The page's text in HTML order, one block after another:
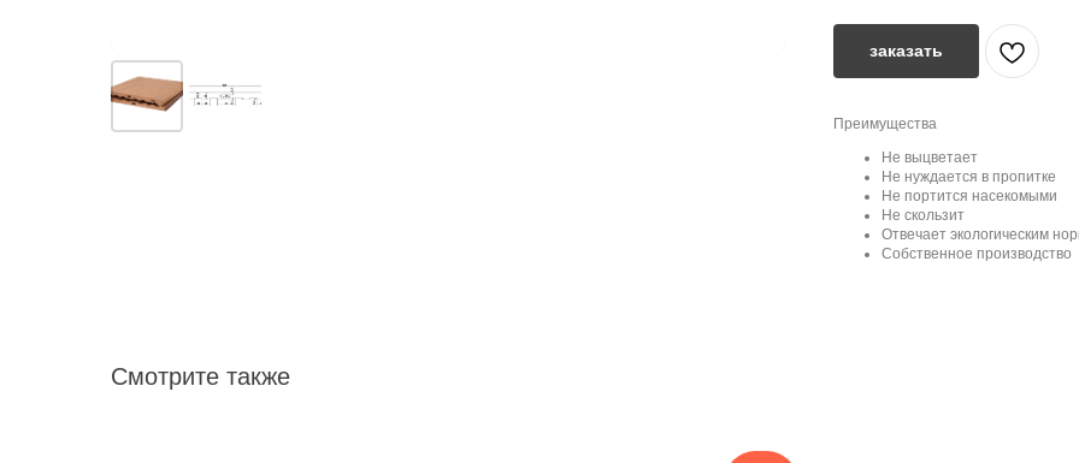
заказать
Преимущества
Не выцветает
Не нуждается в пропитке
Не портится насекомыми
Не скользит
Отвечает экологическим
Собственное производство
Смотрите также